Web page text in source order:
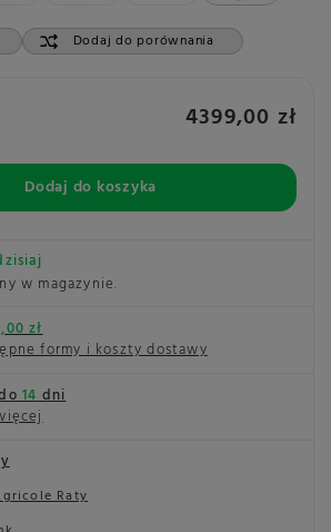
Dodaj do porównania
4399,00 zł
Dodaj do koszyka
w magazynie
zł
formy i koszty dostawy
14dni
Raty